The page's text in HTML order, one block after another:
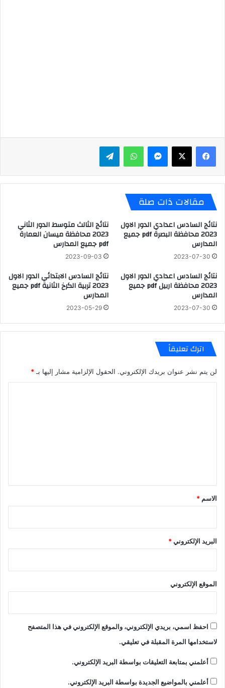
ماسنجر واتساب تيلقرام
مقالات ذات صلة
نتائج السادس اعدادي الدور الاول
2023 محافظة البصرة pdf جميع
المدارس
2023-07-30
نتائج الثالث متوسط الدور الثاني
2023 محافظة ميسان العمارة
pdf جميع المدارس
2023-09-03
نتائج السادس اعدادي الدور الاول
2023 محافظة اربيل pdf جميع
المدارس
2023-07-30
نتائج السادس الابتدائي الدور الاول
2023 تربية الكرخ الثانية pdf جميع
المدارس
2023-05-29
اترك تعليقاً
لن يتم نشر عنوان بريدك الإلكتروني. الحقول الإلزامية مشار إليها بـ *
*
الاسم *
البريد الإلكتروني*
الموقع الإلكتروني
احفظ اسمي، بريدي الإلكتروني، والموقع الإلكتروني في هذا المتصفح
لاستخدامها المرة المقبلة في تعليقي.
أعلمني بمتابعة التعليقات بواسطة البريد الإلكتروني.
أعلمني بالمواضيع الجديدة بواسطة البريد الإلكتروني.